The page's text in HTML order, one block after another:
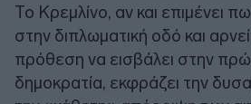
Το Κρεμλίνο, αν και επιμένει
στην διπλωματική οδό και
πρόθεση να εισβάλει στην
δημοκρατία, εκφράζει την